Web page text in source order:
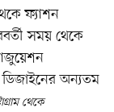
ফ্যাশন
সময় থেকে
ডিজাইনের অন্যতম
থেকে